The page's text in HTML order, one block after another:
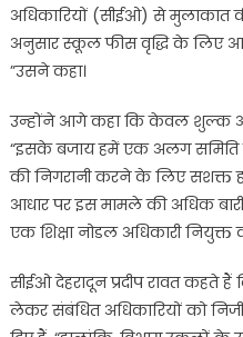
अधिकारियों (सीईओ) से मुलाकात
अनुसार स्कूल फीस वृद्धि के लिए
”उसने कहा।
उन्होंने आगे कहा कि केवल शुल्क
“इसके बजाय हमें एक अलग समिति
की निगरानी करने के लिए सशक्त
आधार पर इस मामले की अधिक
एक शिक्षा नोडल अधिकारी
सीईओ देहरादून प्रदीप रावत कहते हैं
लेकर संबंधित अधिकारियों को